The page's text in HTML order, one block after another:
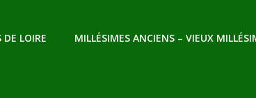
DE LOIRE MILLÉSIMES ANCIENS – VIEUX